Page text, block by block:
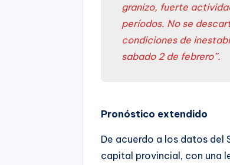
granizo, fuerte
períodos. No se
condiciones de
sabado 2 de febrero”.
Pronóstico extendido
De acuerdo a los datos del
capital provincial, con una